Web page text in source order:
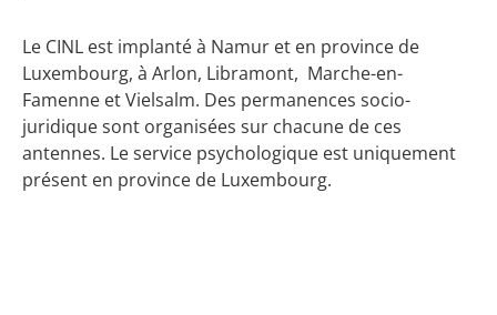
Le CINL est implanté à Namur et en province de
Luxembourg, à Arlon, Libramont, Marche-en-
Famenne et Vielsalm. Des permanences socio-
juridique sont organisées sur chacune de ces
antennes. Le service psychologique est uniquement
présent en province de Luxembourg.